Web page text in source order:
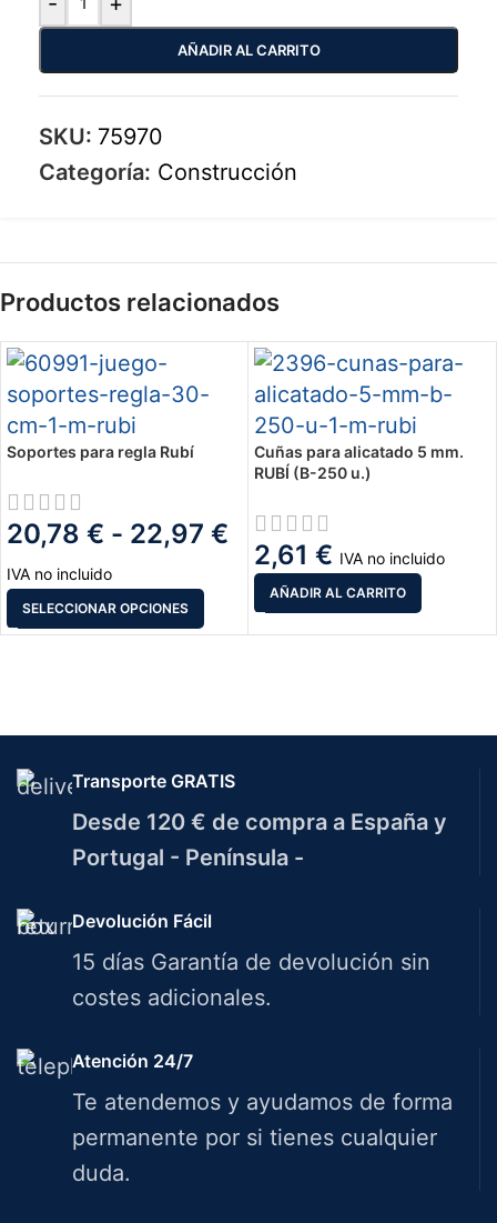
AÑADIR AL CARRITO
SKU: 75970
Categoría: Construcción
Productos relacionados
Soportes para regla Rubí
20,78 € - 22,97 €
IVA no incluido
SELECCIONAR OPCIONES
Cuñas para alicatado 5 mm.
RUBÍ (B-250 u.)
2,61 € IVA no incluido
AÑADIR AL CARRITO
Transporte GRATIS
Desde 120 € de compra a España y
Portugal - Península -
Devolución Fácil
15 días Garantía de devolución sin
costes adicionales.
Atención 24/7
Te atendemos y ayudamos de forma
permanente por si tienes cualquier
duda.